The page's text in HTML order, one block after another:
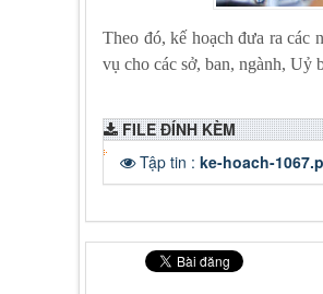
Theo đó, kế hoạch đưa ra các
vụ cho các sở, ban, ngành, Uỷ
FILE ĐÍNH KÈM
Tập tin : ke-hoach-